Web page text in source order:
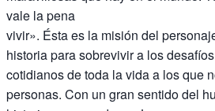
vale la pena
vivir». Ésta es la misión del
historia para sobrevivir a los
cotidianos de toda la vida a los que
personas. Con un gran sentido del